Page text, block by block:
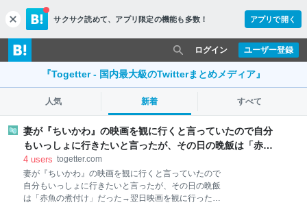
c
l
o
s
サクサク読めて、 アプリ限定の機能も多数！ アプリで開く
ユーザー登録
ログイン
『Togetter - 国内最大級のTwitterまとめメディア』
人気 新着 すべて
妻が『ちいかわ』の映画を観に行くと言っていたので自分
もいっしょに行きたいと言ったが、その日の晩飯は「赤魚
の煮付け」だった→翌日映画を観に行ったら、しばらく妻
の顔を直視できなかった
4 users togetter.com
妻が『ちいかわ』の映画を観に行くと言っていたので
自分もいっしょに行きたいと言ったが、その日の晩飯
は「赤魚の煮付け」だった→翌日映画を観に行った